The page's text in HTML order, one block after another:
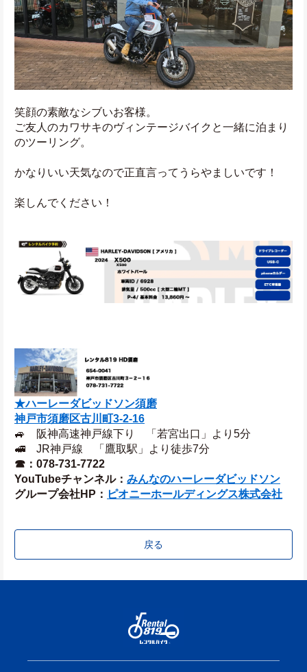
笑顔の素敵なシブいお客様。
ご友人のカワサキのヴィンテージバイクと一緒に泊まり
のツーリング。
かなりいい天気なので正直言ってうらやましいです！
楽しんでください！
★ハーレーダビッドソン須磨
神戸市須磨区古川町3‐2‐16
🚙　阪神高速神戸線下り　「若宮出口」より5分
🚅　JR神戸線　「鷹取駅」より徒歩7分
☎：078-731-7722
YouTubeチャンネル： みんなのハーレーダビッドソン
グループ会社HP： ピオニーホールディングス株式会社
戻る